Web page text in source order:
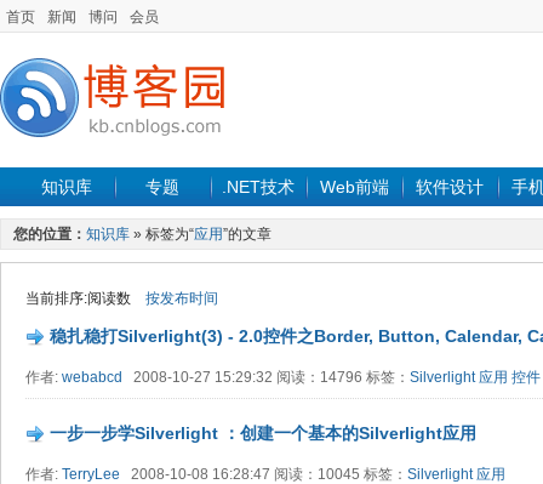
首页 新闻 博问 会员
知识库 专题 .NET技术 Web前端 软件设计 手
您的位置： 知识库 » 标签为“应用”的文章
当前排序:阅读数 按发布时间
稳扎稳打Silverlight(3) - 2.0控件之Border, Button, Calendar,
作者: webabcd 2008-10-27 15:29:32 阅读：14796 标签： Silverlight 应用 控件
一步一步学Silverlight ：创建一个基本的Silverlight应用
作者: TerryLee 2008-10-08 16:28:47 阅读：10045 标签： Silverlight应用